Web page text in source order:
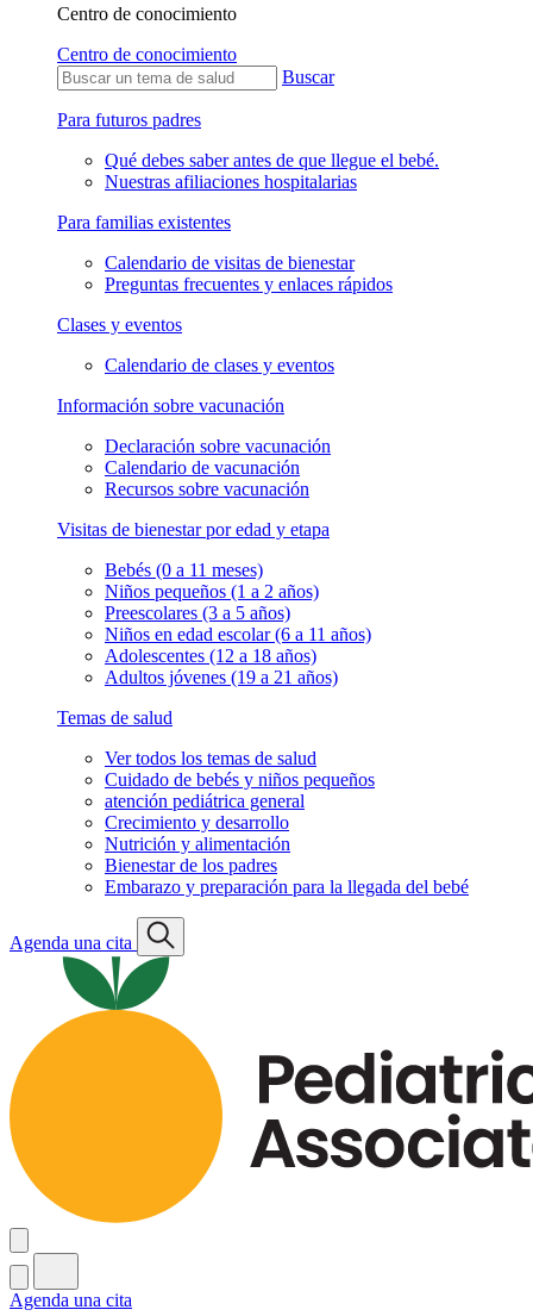
Centro de conocimiento
Centro de conocimiento
Buscar
Para futuros padres
Qué debes saber antes de que llegue el bebé.
Nuestras afiliaciones hospitalarias
Para familias existentes
Calendario de visitas de bienestar
Preguntas frecuentes y enlaces rápidos
Clases y eventos
Calendario de clases y eventos
Información sobre vacunación
Declaración sobre vacunación
Calendario de vacunación
Recursos sobre vacunación
Visitas de bienestar por edad y etapa
Bebés (0 a 11 meses)
Niños pequeños (1 a 2 años)
Preescolares (3 a 5 años)
Niños en edad escolar (6 a 11 años)
Adolescentes (12 a 18 años)
Adultos jóvenes (19 a 21 años)
Temas de salud
Ver todos los temas de salud
Cuidado de bebés y niños pequeños
atención pediátrica general
Crecimiento y desarrollo
Nutrición y alimentación
Bienestar de los padres
Embarazo y preparación para la llegada del bebé
Agenda una cita
Agenda una cita